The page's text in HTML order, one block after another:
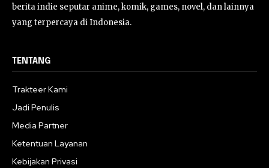
berita indie seputar anime, komik, games, novel, dan lainnya
yang terpercaya di Indonesia.
TENTANG
Trakteer Kami
Jadi Penulis
Media Partner
Ketentuan Layanan
Kebijakan Privasi